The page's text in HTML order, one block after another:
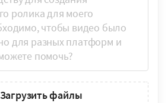
Загрузить файлы